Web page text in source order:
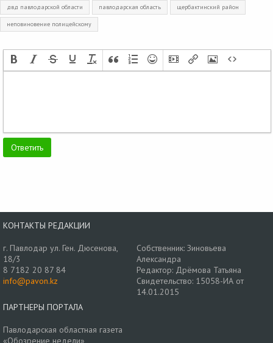
двд павлодарской области павлодарская область щербактинский район
неповиновение полицейскому
КОНТАКТЫ РЕДАКЦИИ
г. Павлодар ул. Ген. Дюсенова,
18/3
8 7182 20 87 84
info@pavon.kz
Собственник: Зиновьева
Александра
Редактор: Дрёмова Татьяна
Свидетельство: 15058-ИА от
14.01.2015
ПАРТНЕРЫ ПОРТАЛА
Павлодарская областная газета
«Обозрение недели»